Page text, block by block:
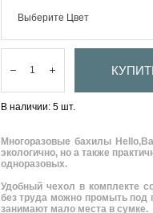
Выберите Цвет
В наличии: 5шт.
Многоразовые бахилы
экологично, но а также
одноразовых.
Удобный чехол в комплекте
без труда можно промыть под
занимают мало места в сумке.